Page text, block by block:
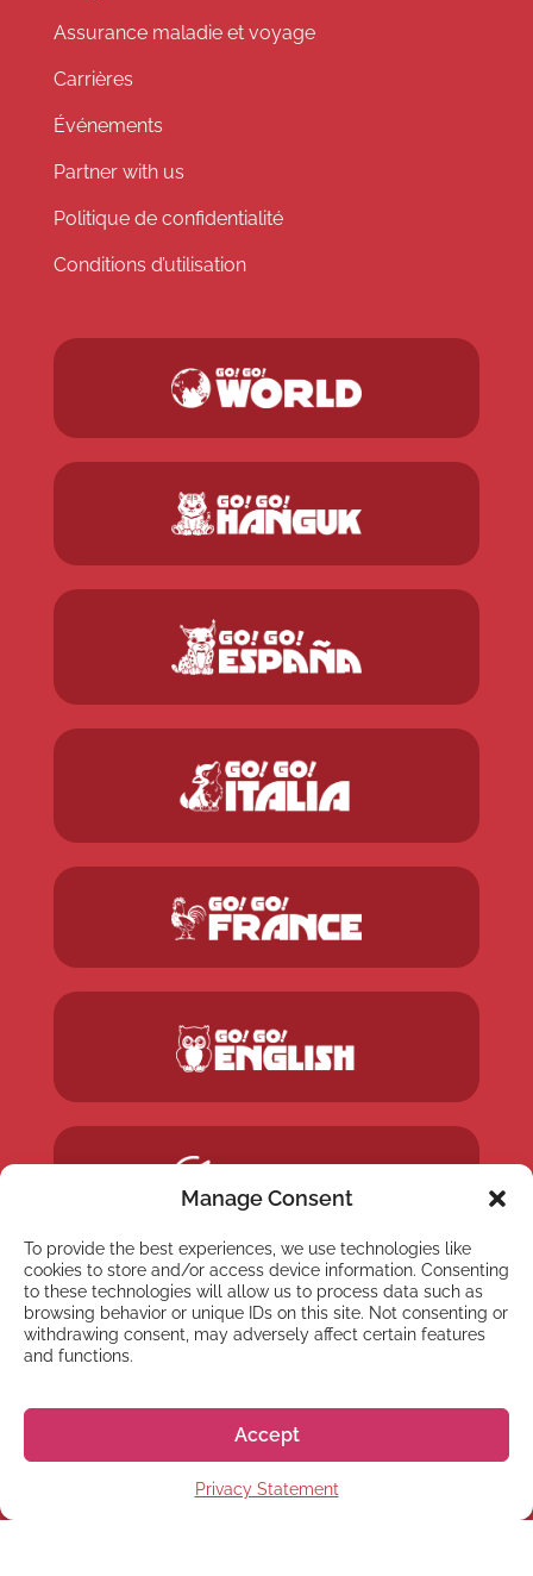
Manage Consent
To provide the best experiences, we use technologies like
cookies to store and/or access device information. Consenting
to these technologies will allow us to process data such as
browsing behavior or unique IDs on this site. Not consenting or
withdrawing consent, may adversely affect certain features
and functions.
Accept
Privacy Statement
Assurance maladie et voyage
Carrières
Événements
Partner with us
Politique de confidentialité
Conditions d’utilisation
NEWSLETTER